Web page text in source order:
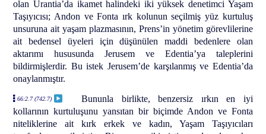
olan Urantia’da ikamet halindeki iki yüksek denetimci Yaşam
Taşıyıcısı; Andon ve Fonta ırk kolunun seçilmiş yüz kurtuluş
unsuruna ait yaşam plazmasının, Prens’in yönetim görevlilerine
ait bedensel üyeleri için düşünülen maddi bedenlere olan
aktarımı hususunda Jerusem ve Edentia’ya taleplerini
bildirmişlerdir. Bu istek Jerusem’de karşılanmış ve Edentia’da
onaylanmıştır.
66:2.7 (742.7)
Bununla birlikte, benzersiz ırkın en iyi
kollarının kurtuluşunu yansıtan bir biçimde Andon ve Fonta
niteliklerine ait kırk erkek ve kadın, Yaşam Taşıyıcıları